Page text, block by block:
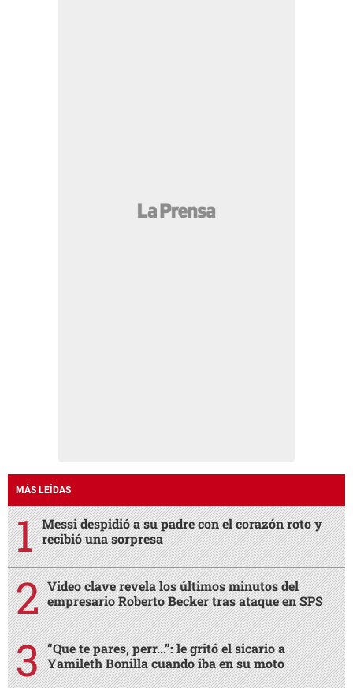
MÁS LEÍDAS
Messi despidió a su padre con el corazón roto y
recibió una sorpresa
Video clave revela los últimos minutos del
empresario Roberto Becker tras ataque en SPS
“Que te pares, perr...”: le gritó el sicario a
Yamileth Bonilla cuando iba en su moto